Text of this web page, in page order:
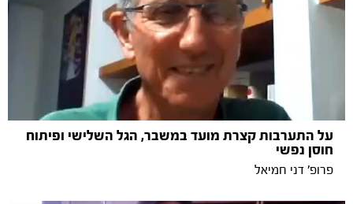
על התערבות קצרת מועד במשבר, הגל השלישי ופיתוח
חוסן נפשי
פרופ' דני חמיאל